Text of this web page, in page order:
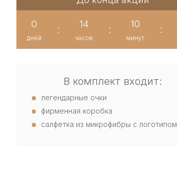
0
дней
:
14
часов
:
10
минут
:
В комплект входит:
легендарные очки
фирменная коробка
салфетка из микрофибры с логотипом